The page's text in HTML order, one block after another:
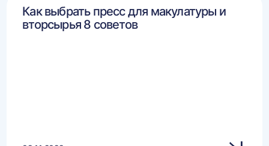
Как выбрать пресс для макулатуры и
вторсырья 8 советов